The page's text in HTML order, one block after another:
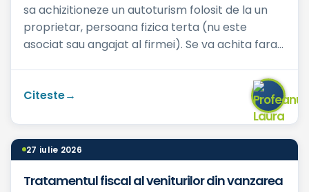
sa achizitioneze un autoturism folosit de la un
proprietar, persoana fizica terta (nu este
asociat sau angajat al firmei). Se va achita fara
Citeste
27 iulie 2026
Tratamentul fiscal al veniturilor din vanzarea